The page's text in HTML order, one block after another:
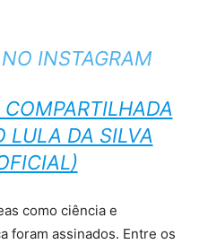
INSTAGRAM
LULA DA SILVA
como ciência e
foram assinados. Entre os